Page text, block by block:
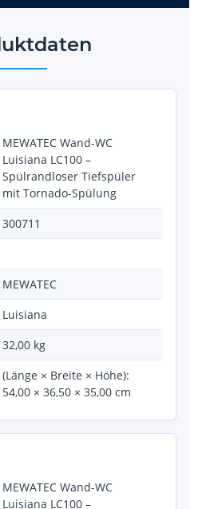
MEWATEC Wand-WC
Luisiana LC100 –
Spülrandloser Tiefspüler
mit Tornado-Spülung
300711
MEWATEC
Luisiana
32,00 kg
(Länge × Breite × Höhe):
54,00 × 36,50 × 35,00 cm
MEWATEC Wand-WC
Luisiana LC100 –